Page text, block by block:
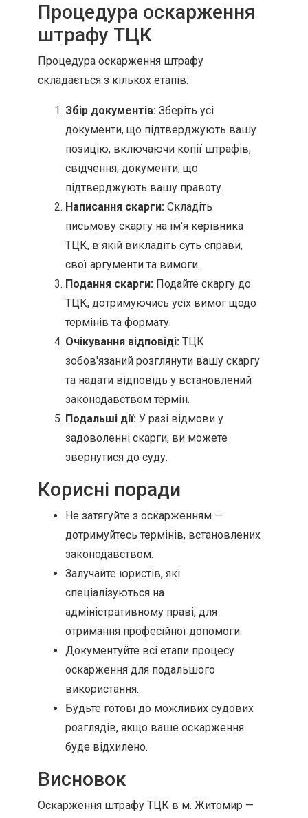
Процедура оскарження
штрафу ТЦК
Процедура оскарження штрафу
складається з кількох етапів:
Збір документів: Зберіть усі
документи, що підтверджують вашу
позицію, включаючи копії штрафів,
свідчення, документи, що
підтверджують вашу правоту.
Написання скарги: Складіть
письмову скаргу на ім'я керівника
ТЦК, в якій викладіть суть справи,
свої аргументи та вимоги.
Подання скарги: Подайте скаргу до
ТЦК, дотримуючись усіх вимог щодо
термінів та формату.
Очікування відповіді: ТЦК
зобов'язаний розглянути вашу скаргу
та надати відповідь у встановлений
законодавством термін.
Подальші дії: У разі відмови у
задоволенні скарги, ви можете
звернутися до суду.
Корисні поради
Не затягуйте з оскарженням —
дотримуйтесь термінів, встановлених
законодавством.
Залучайте юристів, які
спеціалізуються на
адміністративному праві, для
отримання професійної допомоги.
Документуйте всі етапи процесу
оскарження для подальшого
використання.
Будьте готові до можливих судових
розглядів, якщо ваше оскарження
буде відхилено.
Висновок
Оскарження штрафу ТЦК в м. Житомир —